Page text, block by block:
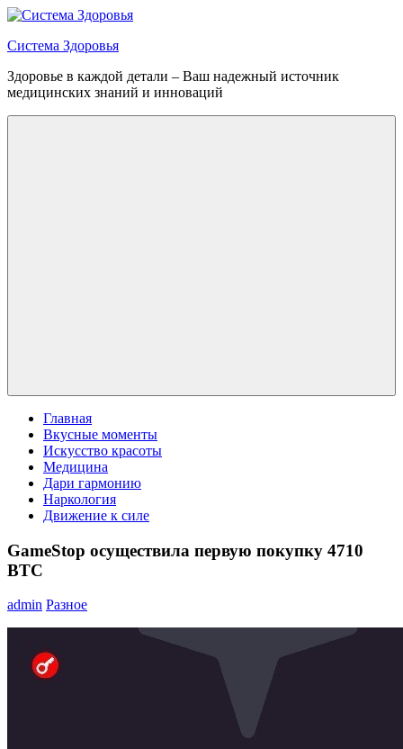
Перейти
содержимому
Система Здоровья
Здоровье в каждой детали – Ваш надежный источник
медицинских знаний и инноваций
Главная
Вкусные моменты
Искусство красоты
Медицина
Дари гармонию
Наркология
Движение к силе
GameStop осуществила первую покупку 4710
BTC
admin Разное